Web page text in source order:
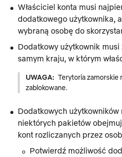
Właściciel konta musi
dodatkowego użytkownika,
wybraną osobę do
Dodatkowy użytkownik
samym kraju, w którym
UWAGA: Terytoria zamorskie
zablokowane.
Dodatkowych
niektórych pakietów
kont rozliczanych przez
Potwierdź możliwość